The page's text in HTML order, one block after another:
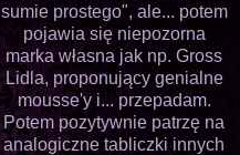
sumie prostego", ale... potem
pojawia się niepozorna
marka własna jak np. Gross
Lidla, proponujący genialne
mousse'y i... przepadam.
Potem pozytywnie patrzę na
analogiczne tabliczki innych